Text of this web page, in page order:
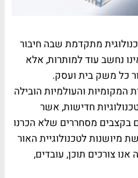
טכנולוגית מתקדמת שבה חיבור
נחשב עוד למותרות, אלא
כל משק בית ועסק.
והעולמיות הובילה
חדישות, אשר
בקצבים מסחררים שלא הכרנו
מיושנות לטכנולוגיית האור
צורכים תוכן, עובדים,